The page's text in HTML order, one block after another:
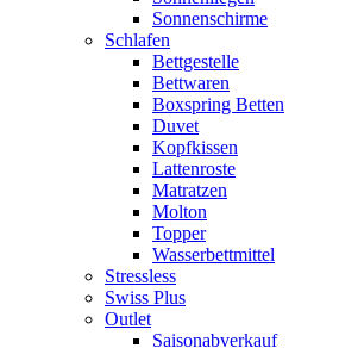
Sonnenschirme
Schlafen
Bettgestelle
Bettwaren
Boxspring Betten
Duvet
Kopfkissen
Lattenroste
Matratzen
Molton
Topper
Wasserbettmittel
Stressless
Swiss Plus
Outlet
Saisonabverkauf